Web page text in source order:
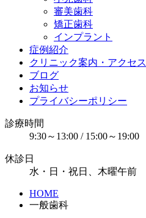
審美歯科
矯正歯科
インプラント
症例紹介
クリニック案内・アクセス
ブログ
お知らせ
プライバシーポリシー
診療時間
9:30～13:00 / 15:00～19:00
休診日
水・日・祝日、木曜午前
HOME
一般歯科